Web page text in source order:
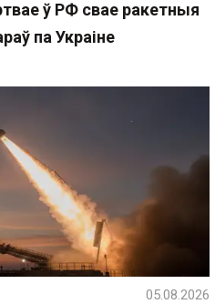
ў РФ свае ракетныя
па Украіне
05.08.2026